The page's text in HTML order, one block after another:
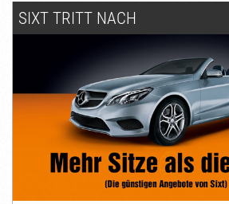
SIXT TRITT NACH